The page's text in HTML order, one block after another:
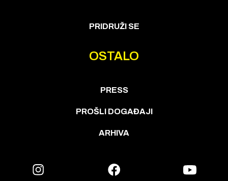
PRIDRUŽI SE
OSTALO
PRESS
PROŠLI DOGAĐAJI
ARHIVA